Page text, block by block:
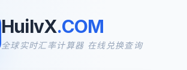
HuilvX.COM
全球实时汇率计算器 在线兑换查询